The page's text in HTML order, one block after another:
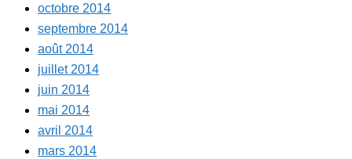
octobre 2014
septembre 2014
août 2014
juillet 2014
juin 2014
mai 2014
avril 2014
mars 2014